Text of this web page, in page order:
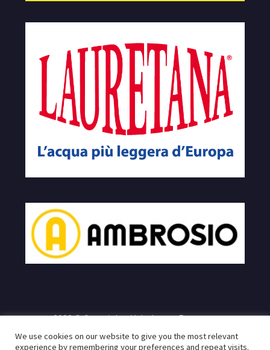
2023 © Copyrights Velodromo Francone
Sito realizzato da:Infogeneration.iteProgredit.it|Privacy
We use cookies on our website to give you the most relevant
experience by remembering your preferences and repeat visits.